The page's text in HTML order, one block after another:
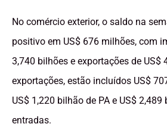
No comércio exterior, o saldo na
positivo em US$ 676 milhões, com
3,740 bilhões e exportações de US$
exportações, estão incluídos US$
US$ 1,220 bilhão de PA e US$
entradas.